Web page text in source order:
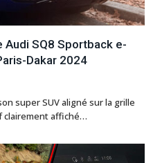
Audi SQ8 Sportback e-
Dakar 2024
super SUV aligné sur la grille
clairement affiché…